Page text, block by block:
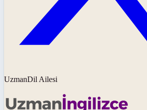
UzmanDil Ailesi